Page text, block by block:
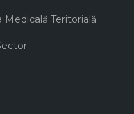
Medicală Teritorială